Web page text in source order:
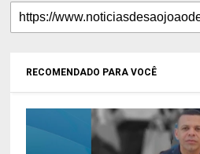
RECOMENDADO PARA VOCÊ